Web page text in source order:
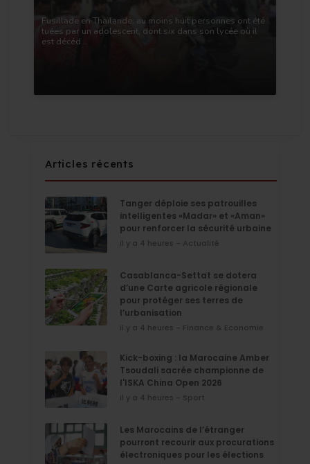
Fusillade en Thaïlande: au moins huit personnes ont été
tuées par un adolescent, dont six dans son lycée où il
est décéd...
Articles récents
Tanger déploie ses patrouilles
intelligentes «Madar» et «Aman»
pour renforcer la sécurité urbaine
il y a 4 heures - Actualité
Casablanca-Settat se dotera
d’une Carte agricole régionale
pour protéger ses terres de
l’urbanisation
il y a 4 heures - Finance & Economie
Kick-boxing : la Marocaine Amber
Tsoudali sacrée championne de
l'ISKA China Open 2026
il y a 4 heures - Sport
Les Marocains de l’étranger
pourront recourir aux procurations
électroniques pour les élections